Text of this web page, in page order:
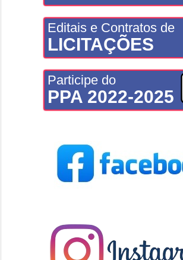
Editais e Contratos de
LICITAÇÕES
Participe do
PPA 2022-2025